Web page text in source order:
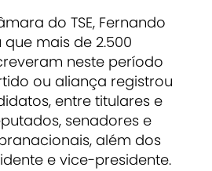
do TSE, Fernando
mais de 2.500
neste período
ou aliança registrou
entre titulares e
senadores e
além dos
e vice-presidente.